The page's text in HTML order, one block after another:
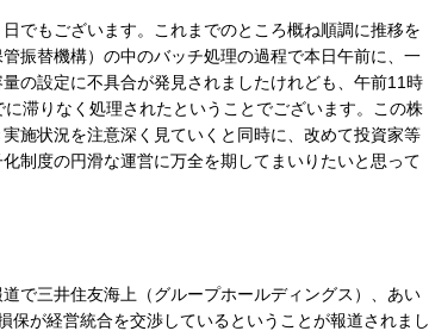
でもございます。これまでのところ概ね順調に推移を
振替機構）の中のバッチ処理の過程で本日午前に、一
の設定に不具合が発見されましたけれども、午前11時
滞りなく処理されたということでございます。この株
施状況を注意深く見ていくと同時に、改めて投資家等
制度の円滑な運営に万全を期してまいりたいと思って
で三井住友海上（グループホールディングス）、あい
保が経営統合を交渉しているということが報道されまし